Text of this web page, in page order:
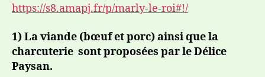
https://s8.amapj.fr/p/marly-le-roi#!/
1) La viande (bœuf et porc) ainsi que la
charcuterie sont proposées par le Délice
Paysan.